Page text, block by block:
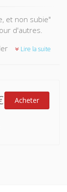
et non subie"
d'autres.
qui est admis
selon la
à l'éthique de
Lire la suite
Acheter